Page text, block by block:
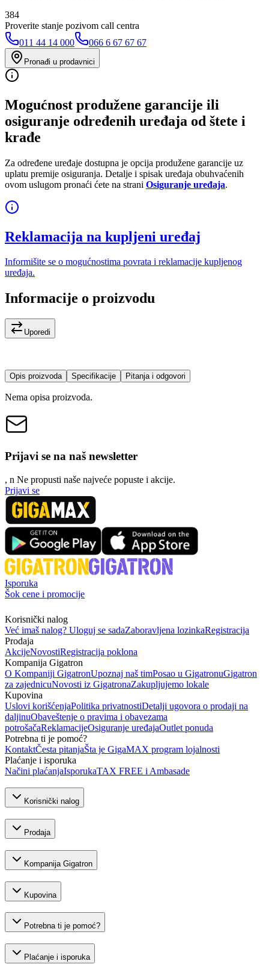
384
Proverite stanje pozivom call centra
011 44 14 000
066 6 67 67 67
Pronađi u prodavnici
Mogućnost produžene garancije ili
osiguranje određenih uređaja od štete i
krađe
Za određene uređaje dostupna je opcija produžene garancije uz
uplatu premije osiguranja. Detalje i spisak uređaja obuhvaćenih
ovom uslugom pronaći ćete na strani Osiguranje uređaja.
Reklamacija na kupljeni uređaj
Informišite se o mogućnostima povrata i reklamacije kupljenog
uređaja.
Informacije o proizvodu
Uporedi
Opis proizvoda Specifikacije Pitanja i odgovori
Nema opisa proizvoda.
Prijavi se na naš newsletter
, n Ne propusti naše najveće popuste i akcije.
Prijavi se
Isporuka
Šok cene i promocije
Korisnički nalog
Već imaš nalog? Uloguj se sadaZaboravljena lozinkaRegistracija
Prodaja
AkcijeNovostiRegistracija poklona
Kompanija Gigatron
O Kompaniji GigatronUpoznaj naš timPosao u GigatronuGigatron
za zajednicuNovosti iz GigatronaZakupljujemo lokale
Kupovina
Uslovi korišćenjaPolitika privatnostiDetalji ugovora o prodaji na
daljinuObaveštenje o pravima i obavezama
potrošačaReklamacijeOsiguranje uređajaOutlet ponuda
Potrebna ti je pomoć?
KontaktČesta pitanjaŠta je GigaMAX program lojalnosti
Plaćanje i isporuka
Načini plaćanjaIsporukaTAX FREE i Ambasade
Korisnički nalog
Prodaja
Kompanija Gigatron
Kupovina
Potrebna ti je pomoć?
Plaćanje i isporuka